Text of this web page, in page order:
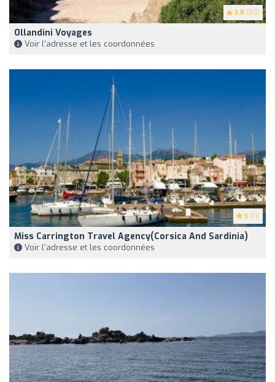
3.8 (50)
Ollandini Voyages
Voir l'adresse et les coordonnées
5 (11)
Miss Carrington Travel Agency(Corsica And Sardinia)
Voir l'adresse et les coordonnées